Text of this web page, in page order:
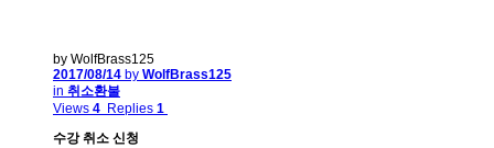
by WolfBrass125
2017/08/14 by WolfBrass125
in 취소환불
Views 4 Replies 1
수강 취소 신청